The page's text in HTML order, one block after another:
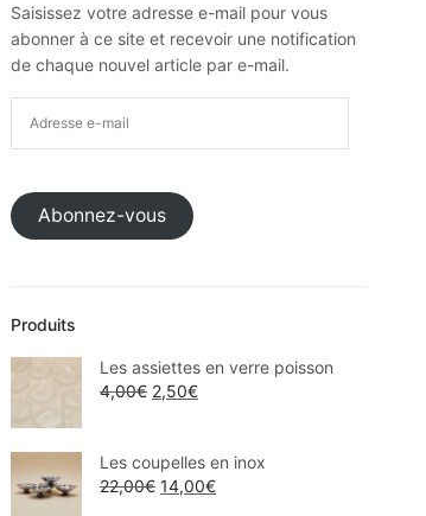
Saisissez votre adresse e-mail pour vous
abonner à ce site et recevoir une notification
de chaque nouvel article par e-mail.
Abonnez-vous
Produits
Les assiettes en verre poisson
4,00€ 2,50€
Les coupelles en inox
22,00€ 14,00€